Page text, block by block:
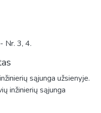
Nr. 3, 4.
sąjunga užsienyje.
inžinierių sąjunga